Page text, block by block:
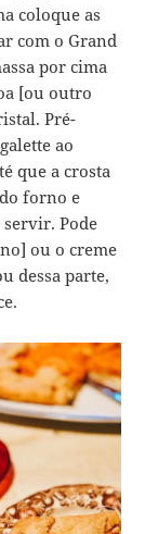
coloque as
com o Grand
por cima
[ou outro
Pré-
ao
que a crosta
forno e
Pode
ou o creme
dessa parte,